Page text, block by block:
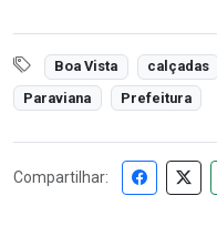
Boa Vista calçadas
Paraviana
Prefeitura
Compartilhar: